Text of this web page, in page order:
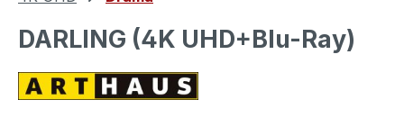
DARLING (4K UHD+Blu-Ray)